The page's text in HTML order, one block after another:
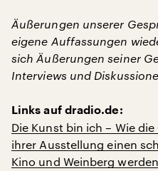
Äußerungen unserer
eigene Auffassungen
sich Äußerungen seiner
Interviews und
Links auf dradio.de:
Die Kunst bin ich – Wie
ihrer Ausstellung einen
Kino und Weinberg